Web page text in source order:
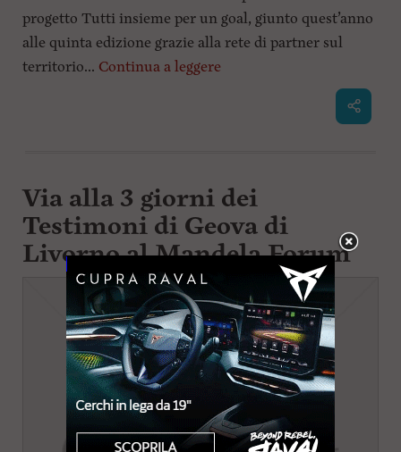
progetto Tutti insieme per un goal, giunto quest’anno
alle quinta edizione grazie alla rete di partner sul
territorio... Continua a leggere
Via alla 3 giorni dei
Testimoni di Geova di
Livorno al Mandela Forum